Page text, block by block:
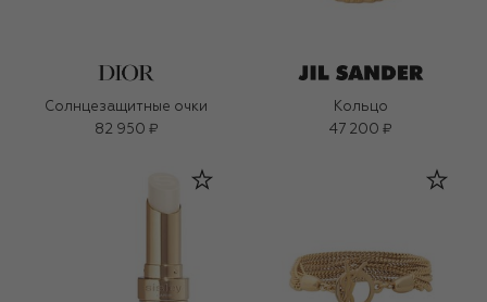
Солнцезащитные очки
82 950 ₽
Кольцо
47 200 ₽